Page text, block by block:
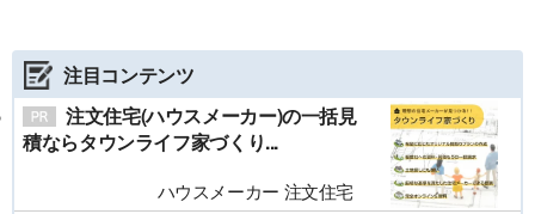
注目コンテンツ
注文住宅(ハウスメーカー)の一括見
積ならタウンライフ家づくり...
ハウスメーカー 注文住宅